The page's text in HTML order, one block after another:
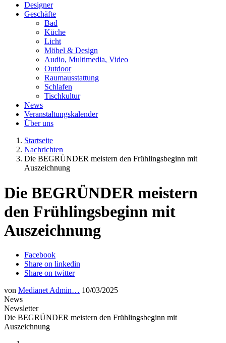
Designer
Geschäfte
Bad
Küche
Licht
Möbel & Design
Audio, Multimedia, Video
Outdoor
Raumausstattung
Schlafen
Tischkultur
News
Veranstaltungskalender
Über uns
Startseite
Nachrichten
Die BEGRÜNDER meistern den Frühlingsbeginn mit
Auszeichnung
Die BEGRÜNDER meistern
den Frühlingsbeginn mit
Auszeichnung
Facebook
Share on linkedin
Share on twitter
von Medianet Admin… 10/03/2025
News
Newsletter
Die BEGRÜNDER meistern den Frühlingsbeginn mit
Auszeichnung